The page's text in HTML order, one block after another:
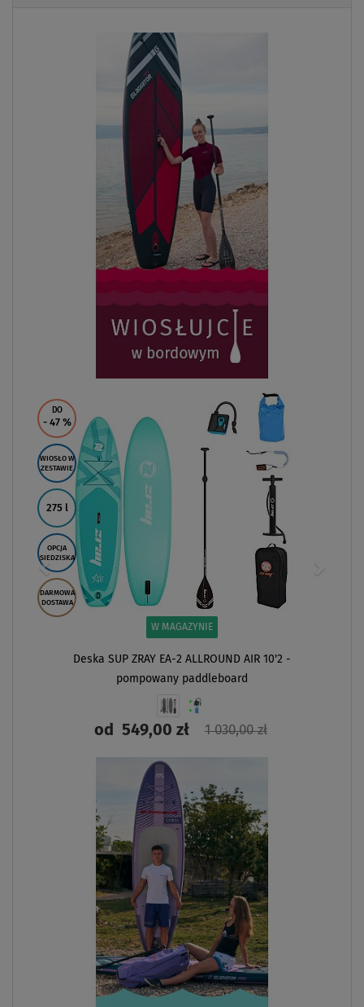
DO
- 47 %
WIOSŁO W
ZESTAWIE
275 l
OPCJA
SIEDZISKA
DARMOWA
DOSTAWA
W MAGAZYNIE
Deska SUP ZRAY EA-2 ALLROUND AIR 10'2 -
pompowany paddleboard
od549,00 zł 1 030,00 zł
ZOBACZ